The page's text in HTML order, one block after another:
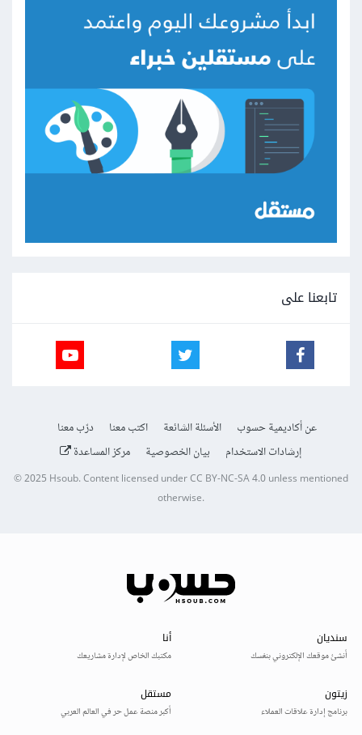
تابعنا على
عن أكاديمية حسوب الأسئلة الشائعة اكتب معنا
درّب معنا
إرشادات الاستخدام
بيان الخصوصية مركز المساعدة
© 2025Hsoub.Content licensed underCC BY-NC-SA 4.0unless mentioned
otherwise.